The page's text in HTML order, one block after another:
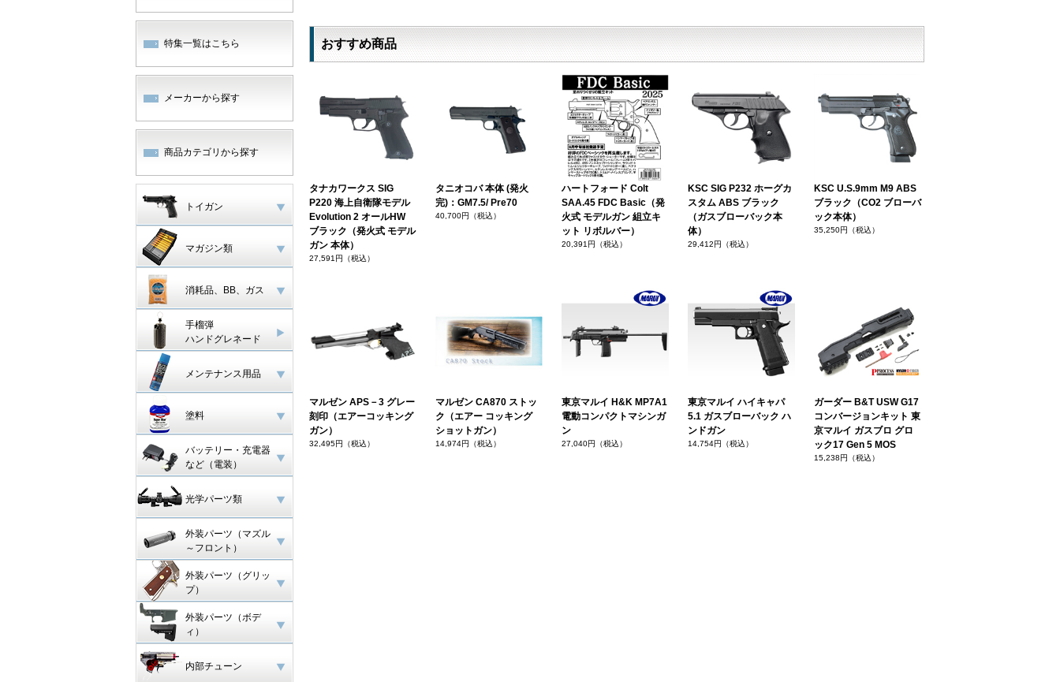
特集一覧はこちら
メーカーから探す
商品カテゴリから探す
トイガン
マガジン類
消耗品、BB、ガス
手榴弾
ハンドグレネード
メンテナンス用品
塗料
バッテリー・充電器
など（電装）
光学パーツ類
外装パーツ（マズル
～フロント）
外装パーツ（グリッ
プ）
外装パーツ（ボデ
ィ）
内部チューン
おすすめ商品
タナカワークス SIG
P220 海上自衛隊モデル
Evolution 2 オールHW
ブラック（発火式 モデル
ガン 本体）
27,591円（税込）
タニオコバ 本体 (発火
完)：GM7.5/ Pre70
40,700円（税込）
ハートフォード Colt
SAA.45 FDC Basic（発
火式 モデルガン 組立キ
ット リボルバー）
20,391円（税込）
KSC SIG P232 ホーグカ
スタム ABS ブラック
（ガスブローバック本
体）
29,412円（税込）
KSC U.S.9mm M9 ABS
ブラック（CO2 ブローバ
ック本体）
35,250円（税込）
マルゼン APS－3 グレー
刻印（エアーコッキング
ガン）
32,495円（税込）
マルゼン CA870 ストッ
ク（エアー コッキング
ショットガン）
14,974円（税込）
東京マルイ H&K MP7A1
電動コンパクトマシンガ
ン
27,040円（税込）
東京マルイ ハイキャパ
5.1 ガスブローバック ハ
ンドガン
14,754円（税込）
ガーダー B&T USW G17
コンバージョンキット 東
京マルイ ガスブロ グロ
ック17 Gen 5 MOS
15,238円（税込）